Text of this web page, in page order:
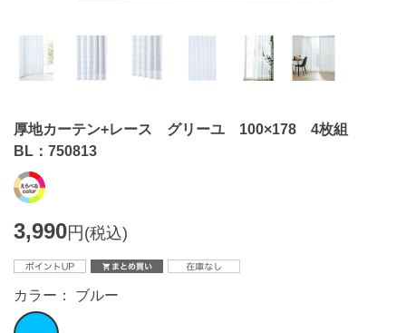
厚地カーテン+レース グリーユ 100×178 4枚組
BL：750813
3,990円(税込)
カラー： ブルー